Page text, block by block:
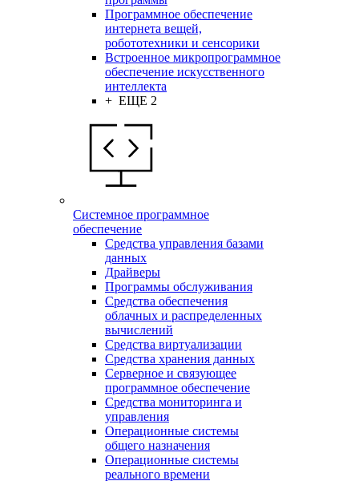
Программное обеспечение
интернета вещей,
робототехники и сенсорики
Встроенное микропрограммное
обеспечение искусственного
интеллекта
+ ЕЩЕ 2
Системное программное
обеспечение
Средства управления базами
данных
Драйверы
Программы обслуживания
Средства обеспечения
облачных и распределенных
вычислений
Средства виртуализации
Средства хранения данных
Серверное и связующее
программное обеспечение
Средства мониторинга и
управления
Операционные системы
общего назначения
Операционные системы
реального времени